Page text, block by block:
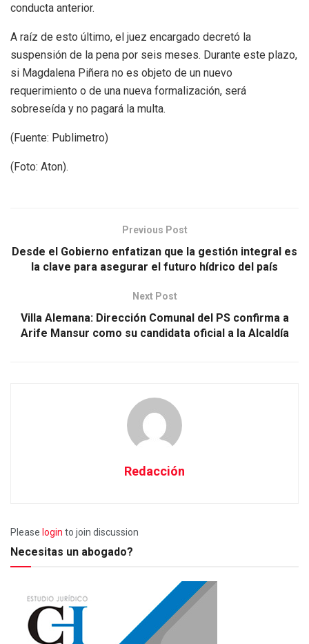
conducta anterior.
A raíz de esto último, el juez encargado decretó la
suspensión de la pena por seis meses. Durante este plazo,
si Magdalena Piñera no es objeto de un nuevo
requerimiento o de una nueva formalización, será
sobreseída y no pagará la multa.
(Fuente: Publimetro)
(Foto: Aton).
Previous Post
Desde el Gobierno enfatizan que la gestión integral es
la clave para asegurar el futuro hídrico del país
Next Post
Villa Alemana: Dirección Comunal del PS confirma a
Arife Mansur como su candidata oficial a la Alcaldía
Redacción
Please login to join discussion
Necesitas un abogado?